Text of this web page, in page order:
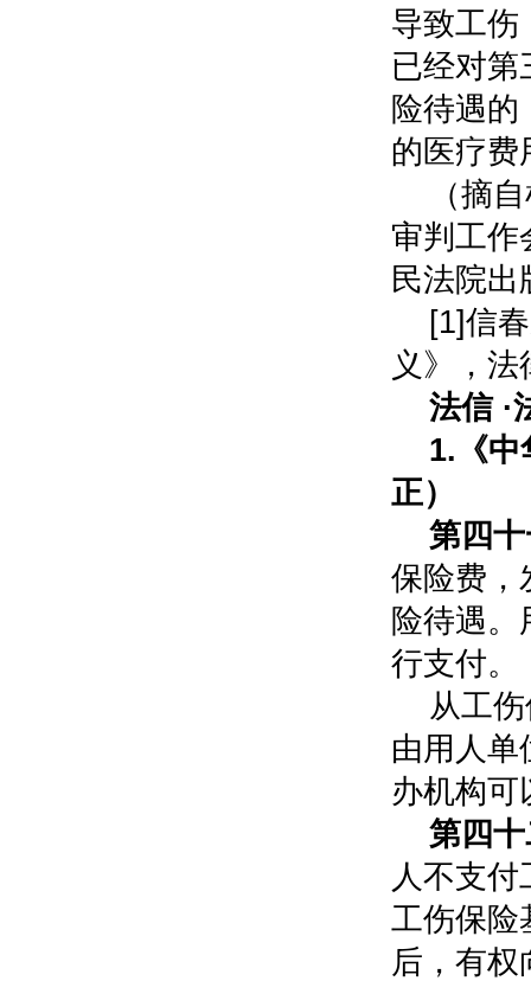
导致工伤
已经对第
险待遇
的医疗费
（摘
审判工作
民法院出
[1]信
义》，
法信 ·
1. 《
正）
第四
保险费，
险待遇
行支付。
从工
由用人单
办机构可
第四
人不支
工伤保险
后，有权